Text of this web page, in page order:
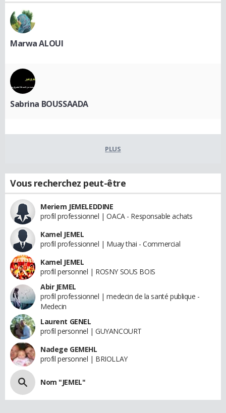
Marwa ALOUI
Sabrina BOUSSAADA
PLUS
Vous recherchez peut-être
Meriem JEMELEDDINE
profil professionnel | OACA - Responsable achats
Kamel JEMEL
profil professionnel | Muay thai - Commercial
Kamel JEMEL
profil personnel | ROSNY SOUS BOIS
Abir JEMEL
profil professionnel | medecin de la santé publique -
Medecin
Laurent GENEL
profil personnel | GUYANCOURT
Nadege GEMEHL
profil personnel | BRIOLLAY
Nom "JEMEL"